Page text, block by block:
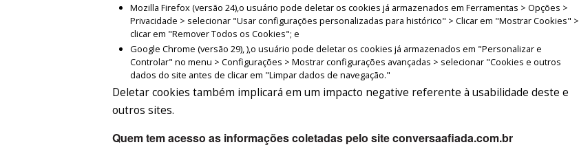
Mozilla Firefox (versão 24),o usuário pode deletar os cookies já armazenados em Ferramentas > Opções >
Privacidade > selecionar "Usar configurações personalizadas para histórico" > Clicar em "Mostrar Cookies" >
clicar em "Remover Todos os Cookies"; e
Google Chrome (versão 29), ),o usuário pode deletar os cookies já armazenados em "Personalizar e
Controlar" no menu > Configurações > Mostrar configurações avançadas > selecionar "Cookies e outros
dados do site antes de clicar em "Limpar dados de navegação."
Deletar cookies também implicará em um impacto negative referente à usabilidade deste e
outros sites.
Quem tem acesso as informações coletadas pelo site conversaafiada.com.br